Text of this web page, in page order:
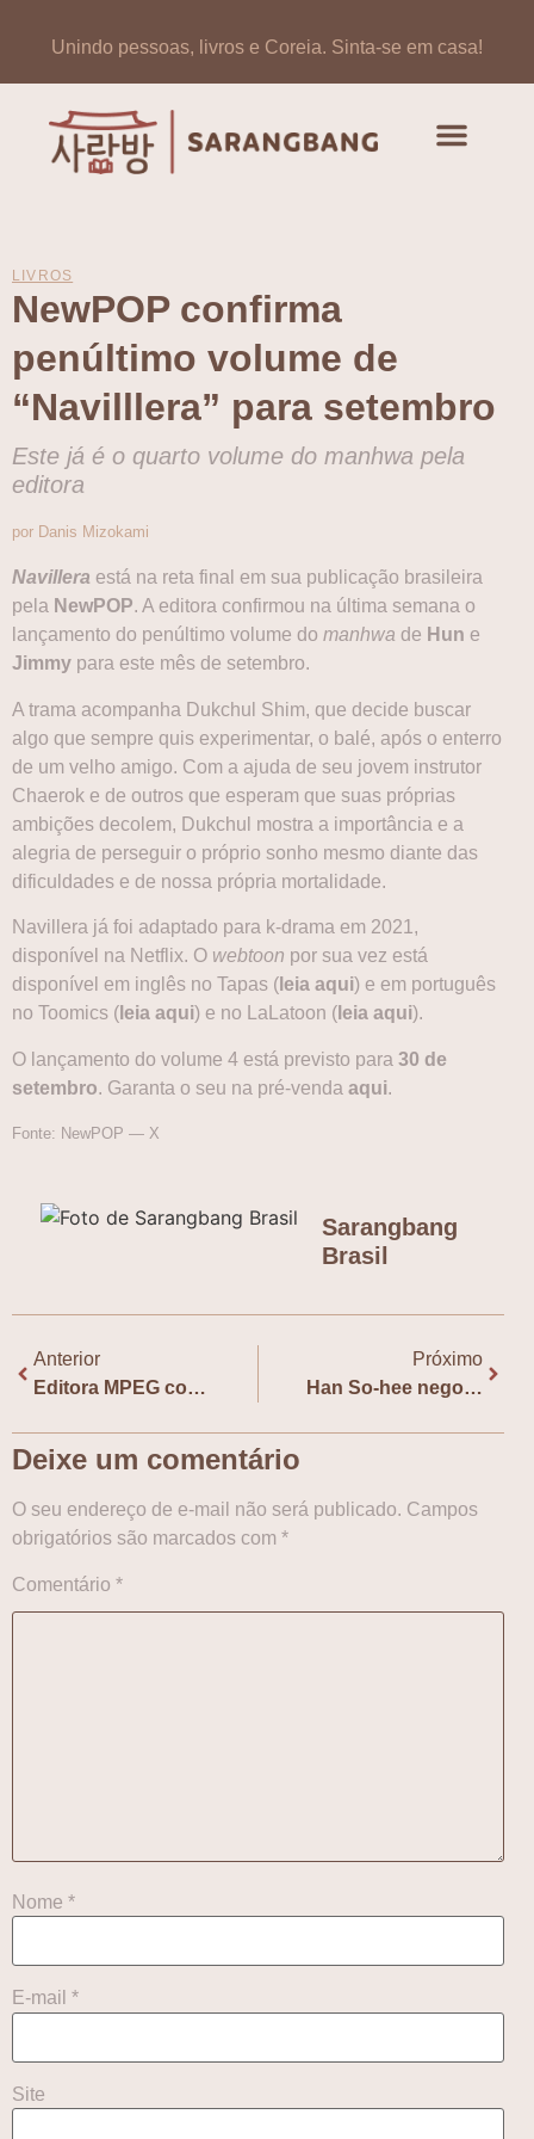
Unindo pessoas, livros e Coreia. Sinta-se em casa!
LIVROS
NewPOP confirma
penúltimo volume de
“Navilllera” para setembro
Este já é o quarto volume do manhwa pela
editora
por Danis Mizokami
Navillera está na reta final em sua publicação brasileira
pela NewPOP. A editora confirmou na última semana o
lançamento do penúltimo volume do manhwa de Hun e
Jimmy para este mês de setembro.
A trama acompanha Dukchul Shim, que decide buscar
algo que sempre quis experimentar, o balé, após o enterro
de um velho amigo. Com a ajuda de seu jovem instrutor
Chaerok e de outros que esperam que suas próprias
ambições decolem, Dukchul mostra a importância e a
alegria de perseguir o próprio sonho mesmo diante das
dificuldades e de nossa própria mortalidade.
Navillera já foi adaptado para k-drama em 2021,
disponível na Netflix. O webtoon por sua vez está
disponível em inglês no Tapas ( leia aqui) e em português
no Toomics ( leia aqui) e no LaLatoon ( leia aqui).
O lançamento do volume 4 está previsto para 30 de
setembro. Garanta o seu na pré-venda aqui.
Fonte: NewPOP — X
Sarangbang
Brasil
Anterior
Editora MPEG confirma segundo volume de BL sul-coreano
Próximo
Han So-hee negocia para integrar elenco do live-action de “Solo Leveling”
Deixe um comentário
O seu endereço de e-mail não será publicado. Campos
obrigatórios são marcados com *
Comentário *
Nome *
E-mail *
Site